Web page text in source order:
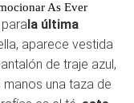
As Ever
la última
aparece vestida
de traje azul,
una taza de